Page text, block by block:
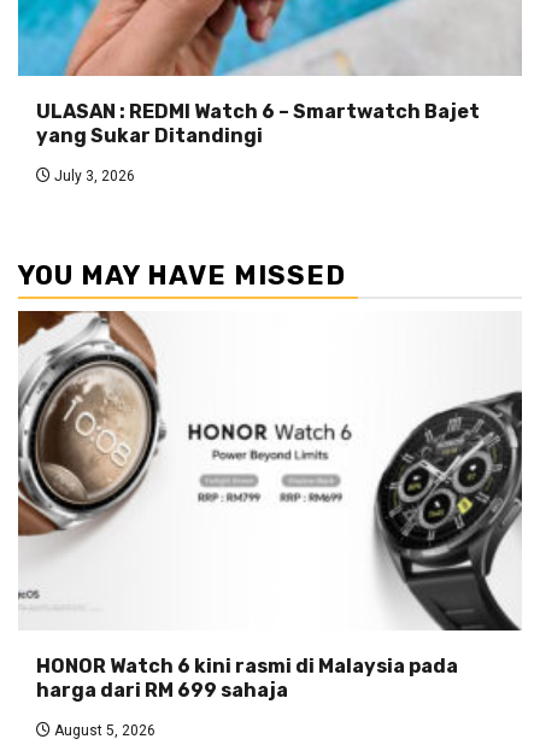
ULASAN : REDMI Watch 6 – Smartwatch Bajet
yang Sukar Ditandingi
July 3, 2026
YOU MAY HAVE MISSED
HONOR Watch 6 kini rasmi di Malaysia pada
harga dari RM 699 sahaja
August 5, 2026